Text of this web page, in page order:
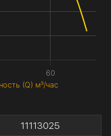
(Q) м³/час
60
11113025